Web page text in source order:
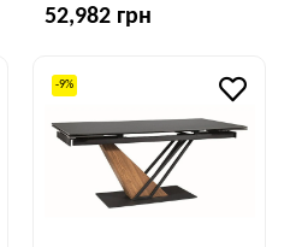
52,982 грн
-9%